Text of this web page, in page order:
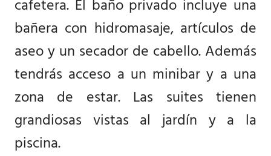
cafetera. El baño privado incluye una
bañera con hidromasaje, artículos de
aseo y un secador de cabello. Además
tendrás acceso a un minibar y a una
zona de estar. Las suites tienen
grandiosas vistas al jardín y a la
piscina.